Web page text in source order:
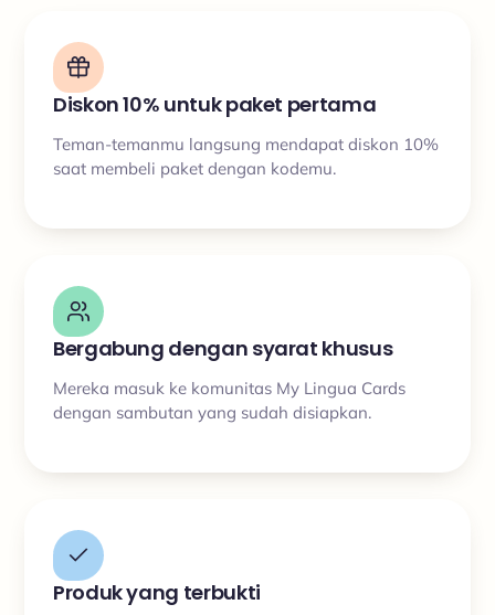
Diskon 10% untuk paket pertama
Teman-temanmu langsung mendapat diskon 10%
saat membeli paket dengan kodemu.
Bergabung dengan syarat khusus
Mereka masuk ke komunitas My Lingua Cards
dengan sambutan yang sudah disiapkan.
Produk yang terbukti